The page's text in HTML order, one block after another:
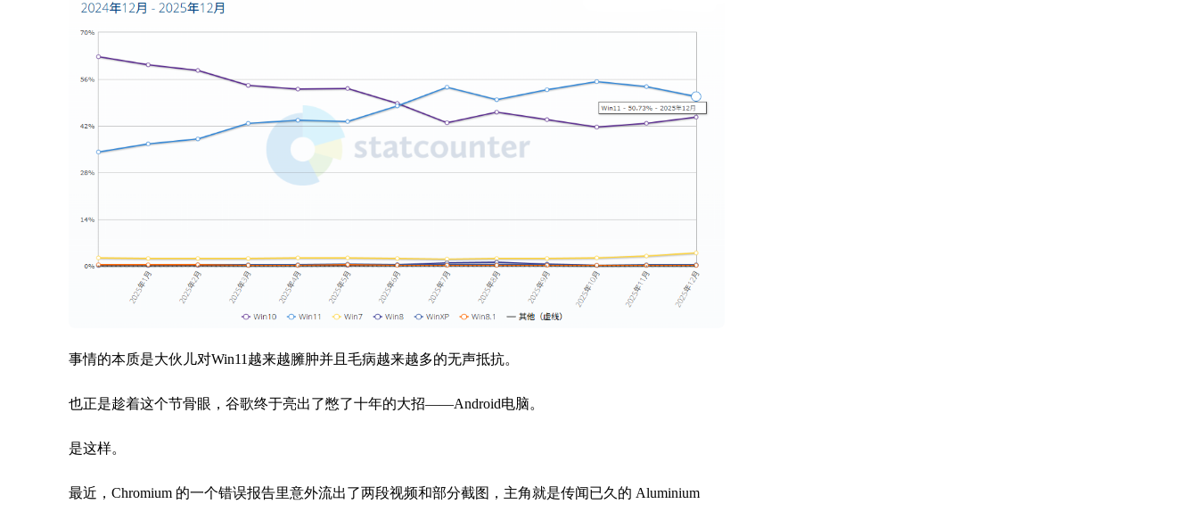
事情的本质是大伙儿对Win11越来越臃肿并且毛病越来越多的无声抵抗。
也正是趁着这个节骨眼，谷歌终于亮出了憋了十年的大招——Android电脑。
是这样。
最近，Chromium 的一个错误报告里意外流出了两段视频和部分截图，主角就是传闻已久的 Aluminium